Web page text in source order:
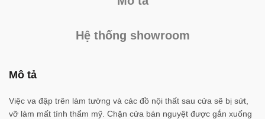
Hệ thống showroom
Mô tả
Việc va đập trên làm tường và các đồ nội thất sau cửa sẽ bị sứt,
vỡ làm mất tính thẩm mỹ. Chặn cửa bán nguyệt được gắn xuống